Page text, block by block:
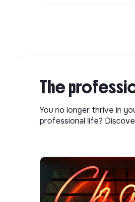
The
You no longer thrive in
professional life?